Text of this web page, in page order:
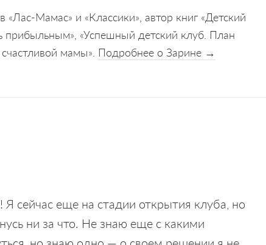
«Лас-Мамас» и «Классики», автор книг «Детский
прибыльным», «Успешный детский клуб. План
мамы». Подробнее о Зарине →
сейчас еще на стадии открытия клуба, но
ни за что. Не знаю еще с какими